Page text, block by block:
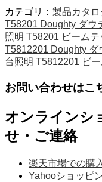
カテゴリ： 製品カタロ
T58201 Doughty ダウ
照明 T58201 ビームテ
T5812201 Doughty ダ
台照明 T5812201 ビ
お問い合わせはこ
オンラインシ
せ・ご連絡
楽天市場での購
Yahooショッピ